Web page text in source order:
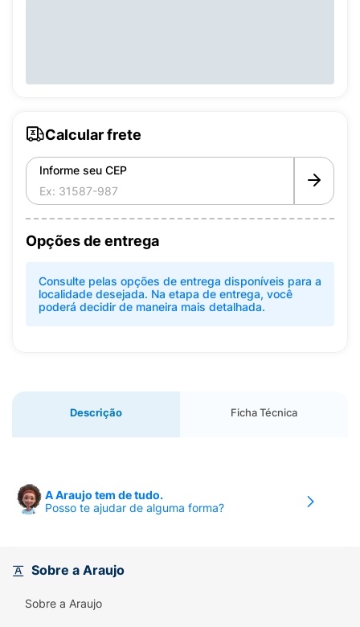
Calcular frete
Informe seu CEP
Opções de entrega
Consulte pelas opções de entrega disponíveis para a
localidade desejada. Na etapa de entrega, você
poderá decidir de maneira mais detalhada.
Descrição Ficha Técnica
A Araujo tem de tudo.
Posso te ajudar de alguma forma?
Sobre a Araujo
Sobre a Araujo